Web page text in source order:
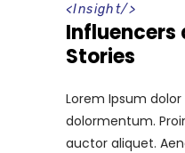
<Insight/>
Influencers
Stories
Lorem Ipsum
dolormentum.
auctor aliquet.